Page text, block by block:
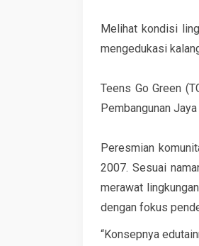
Melihat kondisi
mengedukasi
Teens Go Green
Pembangunan
Peresmian
2007. Sesuai
merawat
dengan fokus
“Konsepnya